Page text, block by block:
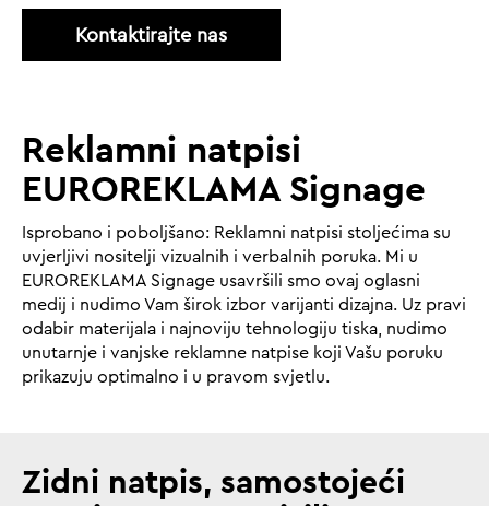
Kontaktirajte nas
Reklamni natpisi
EUROREKLAMA Signage
Isprobano i poboljšano: Reklamni natpisi stoljećima su
uvjerljivi nositelji vizualnih i verbalnih poruka. Mi u
EUROREKLAMA Signage usavršili smo ovaj oglasni
medij i nudimo Vam širok izbor varijanti dizajna. Uz pravi
odabir materijala i najnoviju tehnologiju tiska, nudimo
unutarnje i vanjske reklamne natpise koji Vašu poruku
prikazuju optimalno i u pravom svjetlu.
Zidni natpis, samostojeći